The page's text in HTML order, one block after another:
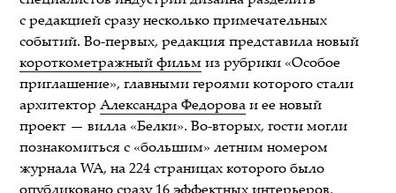
с редакцией сразу несколько примечательных
событий. Во-первых, редакция представила новый
короткометражный фильм из рубрики «Особое
приглашение», главными героями которого стали
архитекторАлександра Федорова и ее новый
проект — вилла «Белки». Во-вторых, гости могли
познакомиться с «большим» летним номером
журнала WA, на 224 страницах которого было